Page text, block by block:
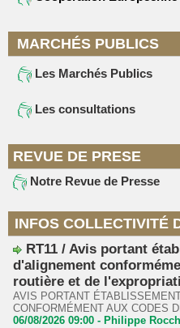
MARCHÉS PUBLICS
Les Marchés Publics
Les consultations
REVUE DE PRESE
Notre Revue de Presse
INFOS COLLECTIVITÉ
RT11 / Avis portant
d'alignement
routière et de
AVIS PORTANT
CONFORMÉMENT AUX CODES
06/08/2026 09:00 - Philippe